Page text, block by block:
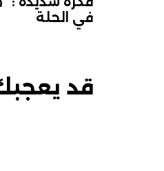
في الحلة
قد